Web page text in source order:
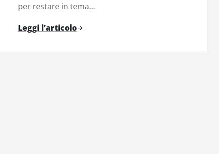
per restare in tema…
Leggi l’articolo